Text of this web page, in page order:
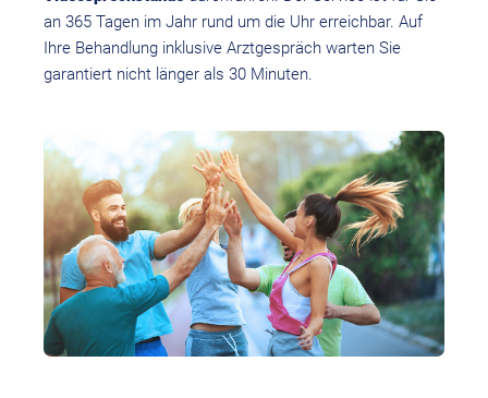
an 365 Tagen im Jahr rund um die Uhr erreichbar. Auf
Ihre Behandlung inklusive Arztgespräch warten Sie
garantiert nicht länger als 30 Minuten.